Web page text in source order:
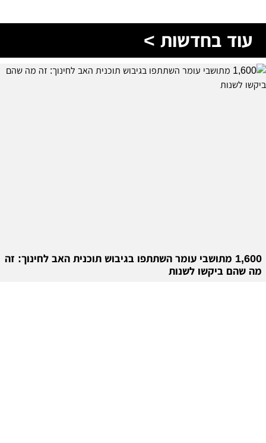
עוד בחדשות >
1,600 מתושבי עומר השתתפו בגיבוש תוכנית האב לחינוך: זה
מה שהם ביקשו לשנות